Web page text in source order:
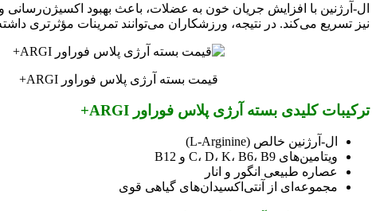
ال-آرژنین با افزایش جریان خون به عضلات، باعث بهبود
نیز تسریع می‌کند. در نتیجه، ورزشکاران می‌توانند تمرینات مؤثرتری
قیمت بسته آرژی پلاس فوراور ARGI+
ترکیبات کلیدی بسته آرژی پلاس فوراور ARGI+
ال-آرژنین خالص (L-Arginine)
ویتامین‌های C، D، K، B6، B9 و B12
عصاره طبیعی انگور و انار
مجموعه‌ای از آنتی‌اکسیدان‌های گیاهی قوی